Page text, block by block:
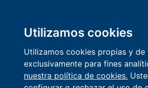
Utilizamos cookies
Utilizamos cookies propias y de
exclusivamente para fines
nuestra política de cookies.